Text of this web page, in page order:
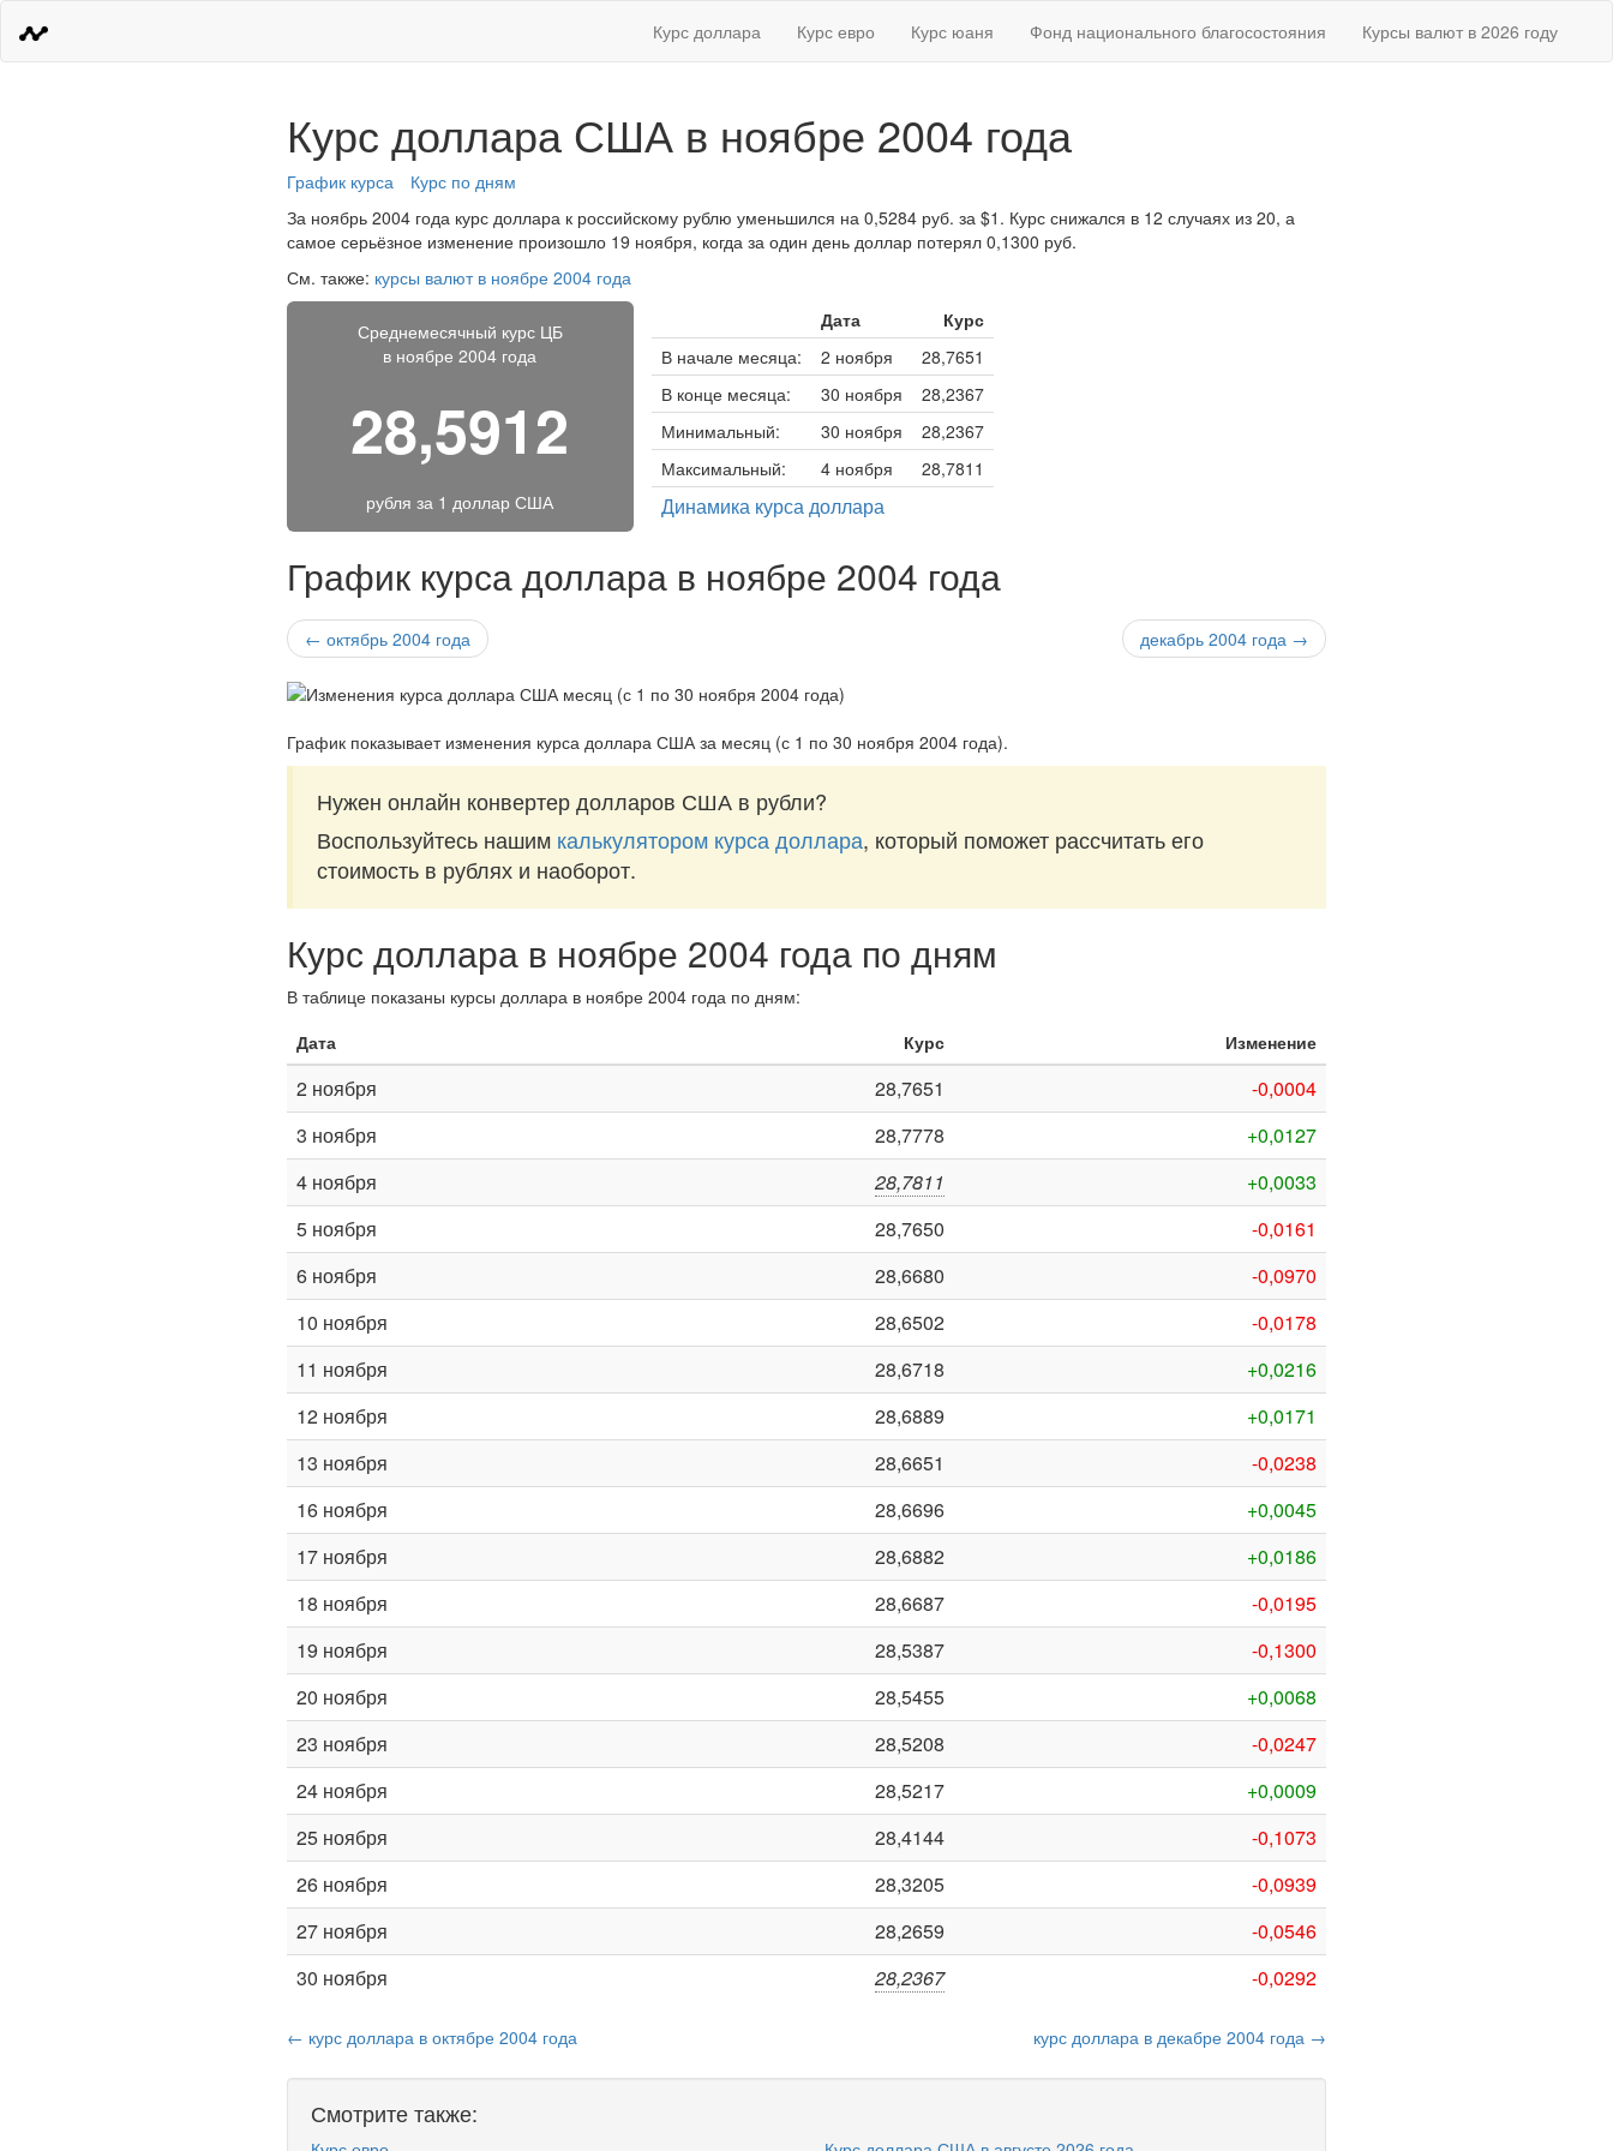
Курс доллара Курс евро Курс юаня Фонд национального благосостояния Курсы валют в 2026 году
Курс доллара США в ноябре 2004 года
График курса
Курс по дням
За ноябрь 2004 года курс доллара к российскому рублю уменьшился на 0,5284 руб. за $1. Курс снижался в 12 случаях из 20, а
самое серьёзное изменение произошло 19 ноября, когда за один день доллар потерял 0,1300 руб.
См. также: курсы валют в ноябре 2004 года
Среднемесячный курс ЦБ
в ноябре 2004 года
28,5912
рубля за 1 доллар США
Дата
Курс
В начале месяца:
2 ноября
28,7651
В конце месяца:
30 ноября
28,2367
Минимальный:
30 ноября
28,2367
Максимальный:
4 ноября 28,7811
Динамика курса доллара
График курса доллара в ноябре 2004 года
← октябрь 2004 года декабрь 2004 года →
График показывает изменения курса доллара США за месяц (с 1 по 30 ноября 2004 года).
Нужен онлайн конвертер долларов США в рубли?
Воспользуйтесь нашим калькулятором курса доллара, который поможет рассчитать его
стоимость в рублях и наоборот.
Курс доллара в ноябре 2004 года по дням
В таблице показаны курсы доллара в ноябре 2004 года по дням:
Дата
Курс Изменение
2 ноября 28,7651
-0,0004
3 ноября
28,7778
+0,0127
4 ноября
28,7811
+0,0033
5 ноября
28,7650
-0,0161
6 ноября
28,6680
-0,0970
10 ноября
28,6502
-0,0178
11 ноября
28,6718
+0,0216
12 ноября
28,6889
+0,0171
13 ноября
28,6651
-0,0238
16 ноября
28,6696
+0,0045
17 ноября
28,6882
+0,0186
18 ноября
28,6687
-0,0195
19 ноября
28,5387
-0,1300
20 ноября
28,5455
+0,0068
23 ноября
28,5208
-0,0247
24 ноября
28,5217
+0,0009
25 ноября
28,4144
-0,1073
26 ноября
28,3205
-0,0939
27 ноября
28,2659
-0,0546
30 ноября
28,2367 -0,0292
← курс доллара в октябре 2004 года курс доллара в декабре 2004 года →
Смотрите также: